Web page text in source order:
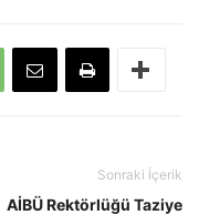
Sonraki İçerik
AİBÜ Rektörlüğü Taziye